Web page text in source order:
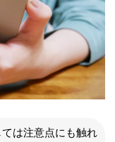
は注意点にも触れ